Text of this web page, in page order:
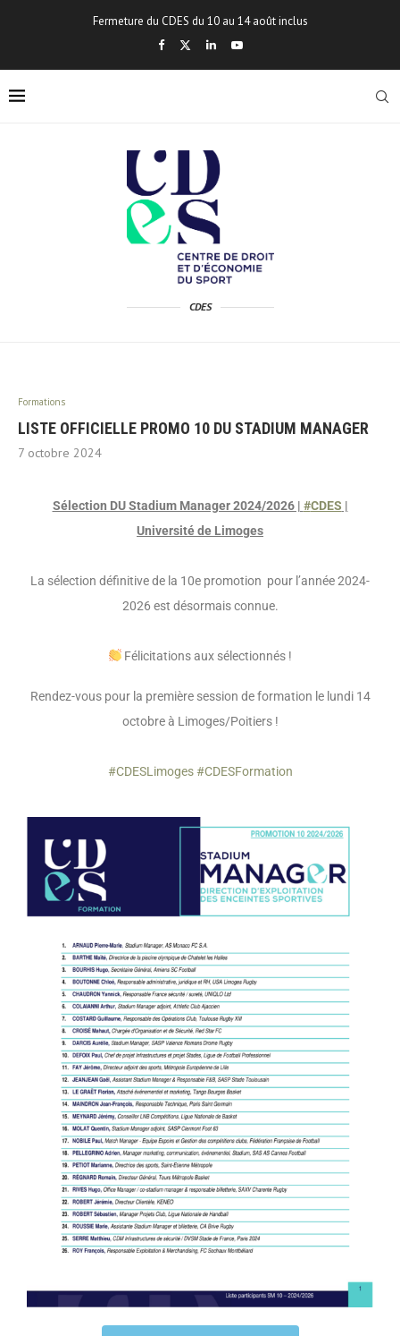
Fermeture du CDES du 10 au 14 août inclus
CDES
Formations
LISTE OFFICIELLE PROMO 10 DU STADIUM MANAGER
7 octobre 2024
Sélection DU Stadium Manager 2024/2026 | #CDES |
Université de Limoges
La sélection définitive de la 10e promotion pour l’année 2024-
2026 est désormais connue.
Félicitations aux sélectionnés !
Rendez-vous pour la première session de formation le lundi 14
octobre à Limoges/Poitiers !
#CDESLimoges #CDESFormation